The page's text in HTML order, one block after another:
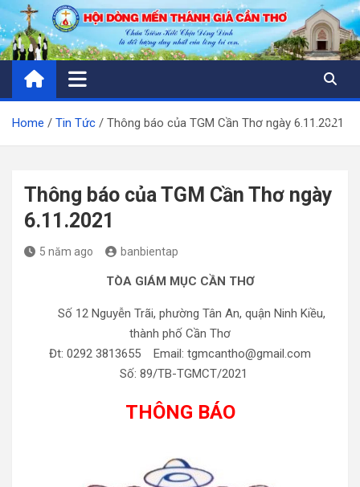
Skip
to
content
Home Tin Tức Thông báo của TGM Cần Thơ ngày 6.11.2021
Thông báo của TGM Cần Thơ ngày
6.11.2021
5 năm ago banbientap
TÒA GIÁM MỤC CẦN THƠ
Số 12 Nguyễn Trãi, phường Tân An, quận Ninh Kiều,
thành phố Cần Thơ
Đt: 0292 3813655 Email: tgmcantho@gmail.com
Số: 89/TB-TGMCT/2021
THÔNG BÁO